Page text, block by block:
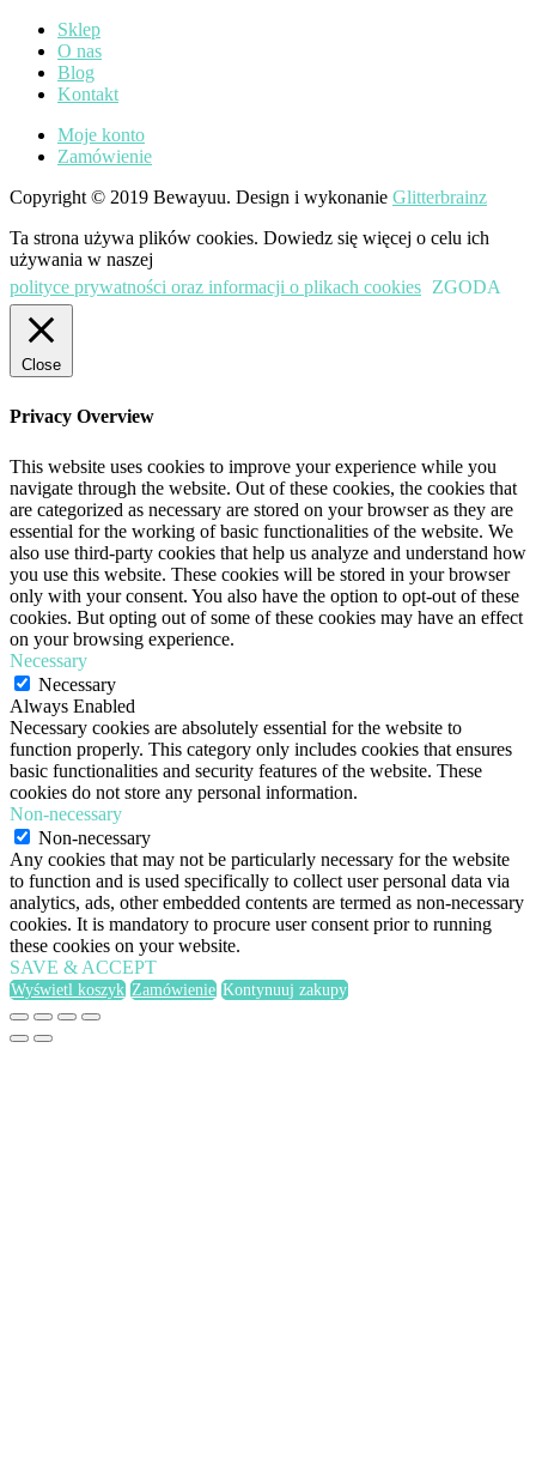
Sklep
O nas
Blog
Kontakt
Moje konto
Zamówienie
Copyright © 2019 Bewayuu. Design i wykonanie Glitterbrainz
Ta strona używa plików cookies. Dowiedz się więcej o celu ich
używania w naszej
polityce prywatności oraz informacji o plikach cookies ZGODA
Close
Privacy Overview
This website uses cookies to improve your experience while you
navigate through the website. Out of these cookies, the cookies that
are categorized as necessary are stored on your browser as they are
essential for the working of basic functionalities of the website. We
also use third-party cookies that help us analyze and understand how
you use this website. These cookies will be stored in your browser
only with your consent. You also have the option to opt-out of these
cookies. But opting out of some of these cookies may have an effect
on your browsing experience.
Necessary
Necessary
Always Enabled
Necessary cookies are absolutely essential for the website to
function properly. This category only includes cookies that ensures
basic functionalities and security features of the website. These
cookies do not store any personal information.
Non-necessary
Non-necessary
Any cookies that may not be particularly necessary for the website
to function and is used specifically to collect user personal data via
analytics, ads, other embedded contents are termed as non-necessary
cookies. It is mandatory to procure user consent prior to running
these cookies on your website.
SAVE & ACCEPT
Wyświetl koszyk Zamówienie Kontynuuj zakupy